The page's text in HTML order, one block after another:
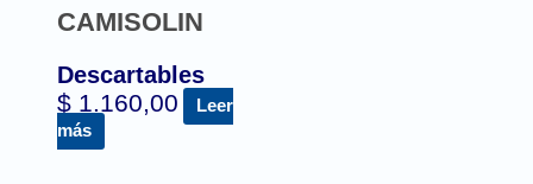
CAMISOLIN
Descartables
$ 1.160,00
Leer
más